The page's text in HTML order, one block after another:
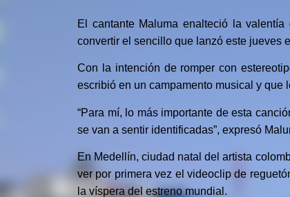
El cantante Maluma enalteció la
convertir el sencillo que lanzó este jueves
Con la intención de romper con
escribió en un campamento musical y que
“Para mí, lo más importante de esta
se van a sentir identificadas”, expresó
En Medellín, ciudad natal del artista
ver por primera vez el videoclip de
la víspera del estreno mundial.